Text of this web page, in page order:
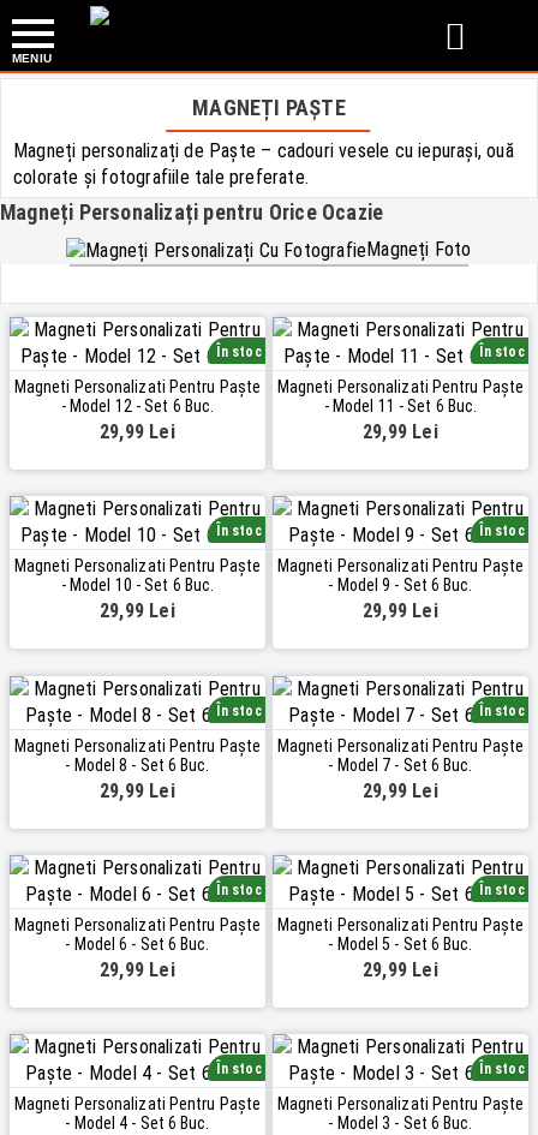

MAGNEȚI PAȘTE
Magneți personalizați de Paște – cadouri vesele cu iepurași, ouă
colorate și fotografiile tale preferate.
Magneți Personalizați pentru Orice Ocazie
Magneți Foto
În stoc
Magneti Personalizati Pentru Paște
- Model 12 - Set 6 Buc.
29,99 Lei
În stoc
Magneti Personalizati Pentru Paște
- Model 11 - Set 6 Buc.
29,99 Lei
În stoc
Magneti Personalizati Pentru Paște
- Model 10 - Set 6 Buc.
29,99 Lei
În stoc
Magneti Personalizati Pentru Paște
- Model 9 - Set 6 Buc.
29,99 Lei
În stoc
Magneti Personalizati Pentru Paște
- Model 8 - Set 6 Buc.
29,99 Lei
În stoc
Magneti Personalizati Pentru Paște
- Model 7 - Set 6 Buc.
29,99 Lei
În stoc
Magneti Personalizati Pentru Paște
- Model 6 - Set 6 Buc.
29,99 Lei
În stoc
Magneti Personalizati Pentru Paște
- Model 5 - Set 6 Buc.
29,99 Lei
În stoc
Magneti Personalizati Pentru Paște
- Model 4 - Set 6 Buc.
În stoc
Magneti Personalizati Pentru Paște
- Model 3 - Set 6 Buc.